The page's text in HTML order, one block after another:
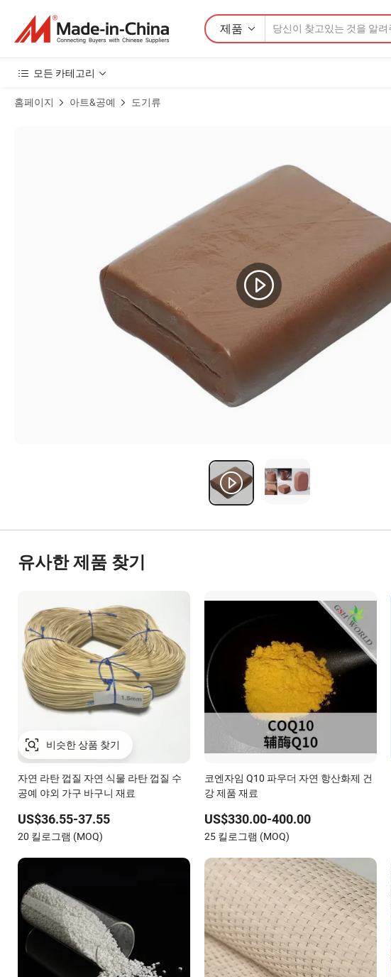
제품
모든 카테고리
홈페이지 아트&공예 도기류
유사한 제품 찾기
자연 라탄 껍질 자연 식물 라탄 껍질 수
공예 야외 가구 바구니 재료
US$36.55-37.55
20 킬로그램 (MOQ)
코엔자임 Q10 파우더 자연 항산화제 건
강 제품 재료
US$330.00-400.00
25 킬로그램 (MOQ)